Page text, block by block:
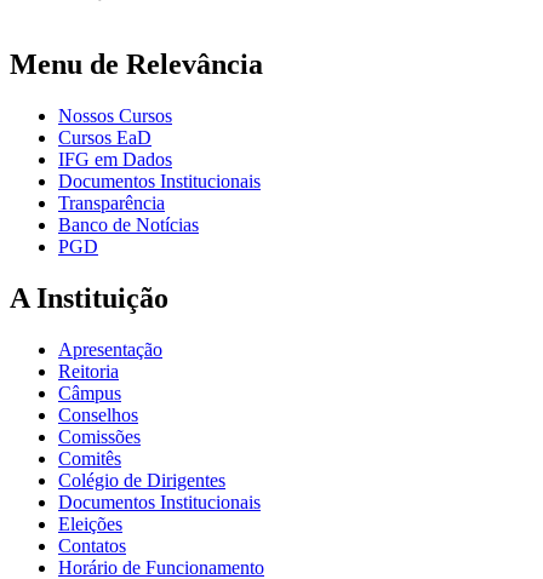
Menu de Relevância
Nossos Cursos
Cursos EaD
IFG em Dados
Documentos Institucionais
Transparência
Banco de Notícias
PGD
A Instituição
Apresentação
Reitoria
Câmpus
Conselhos
Comissões
Comitês
Colégio de Dirigentes
Documentos Institucionais
Eleições
Contatos
Horário de Funcionamento